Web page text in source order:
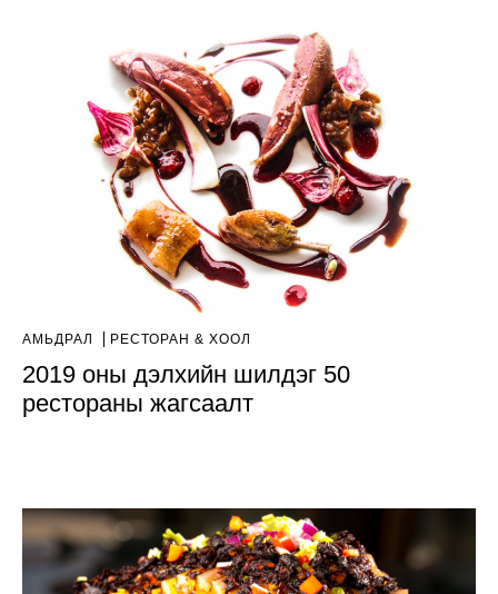
АМЬДРАЛ РЕСТОРАН & ХООЛ
2019 оны дэлхийн шилдэг 50
рестораны жагсаалт